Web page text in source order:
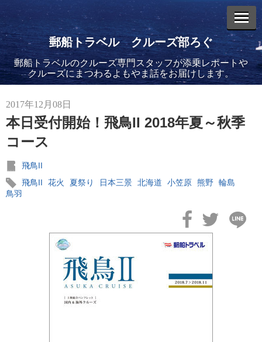
郵船トラベル クルーズ部ろぐ
郵船トラベルのクルーズ専門スタッフが添乗レポートや
クルーズにまつわるよもやま話をお届けします。
2017年12月08日
本日受付開始！飛鳥II 2018年夏～秋季
コース
飛鳥II
飛鳥II
花火 夏祭り 日本三景 北海道 小笠原 熊野 輪島
鳥羽
エントリーリスト
2026年08月06日
バイキング・エデンに乗船してきました！(2)
2026年08月05日
バイキング・エデンに乗船してきました！(1)